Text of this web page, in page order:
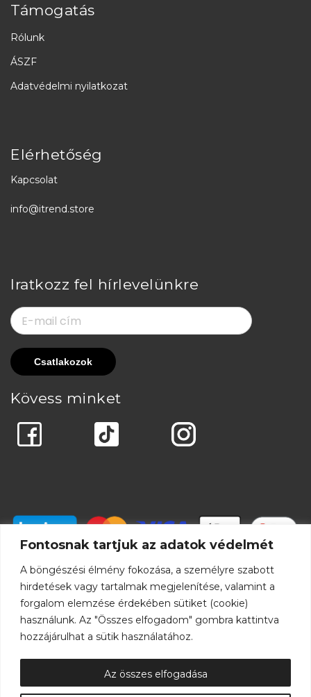
Fontosnak tartjuk az adatok védelmét
A böngészési élmény fokozása, a személyre szabott
hirdetések vagy tartalmak megjelenítése, valamint a
forgalom elemzése érdekében sütiket (cookie)
használunk. Az "Összes elfogadom" gombra kattintva
hozzájárulhat a sütik használatához.
Az összes elfogadása
Támogatás
Rólunk
ÁSZF
Adatvédelmi nyilatkozat
Elérhetőség
Kapcsolat
info@itrend.store
Iratkozz fel hírlevelünkre
Kövess minket